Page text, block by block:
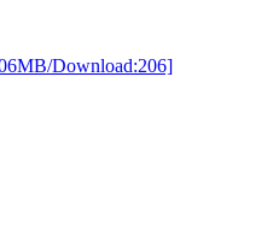
Download:206]